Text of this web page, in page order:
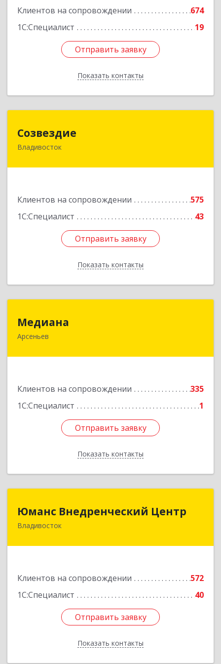
Клиентов на сопровождении
674
1С:Специалист
19
Отправить заявку
Показать контакты
Отправить заявку
Назад
Созвездие
Владивосток
Клиентов на сопровождении
575
1С:Специалист
43
Отправить заявку
Показать контакты
690069, Приморский край, Владивосток г,
Отправить заявку
Назад
Медиана
Арсеньев
Клиентов на сопровождении
335
1С:Специалист
1
Отправить заявку
Показать контакты
Отправить заявку
Назад
Юманс Внедренческий Центр
Владивосток
Клиентов на сопровождении
572
1С:Специалист
40
Отправить заявку
Показать контакты
Юманс Внедренческий Центр
690014, Приморский край, Владивосток г,
Отправить заявку
Назад